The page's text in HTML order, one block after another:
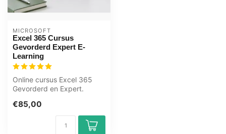
MICROSOFT
Excel 365 Cursus
Gevorderd Expert E-
Learning
Online cursus Excel 365
Gevorderd en Expert.
geavanceerde functie...
€85,00